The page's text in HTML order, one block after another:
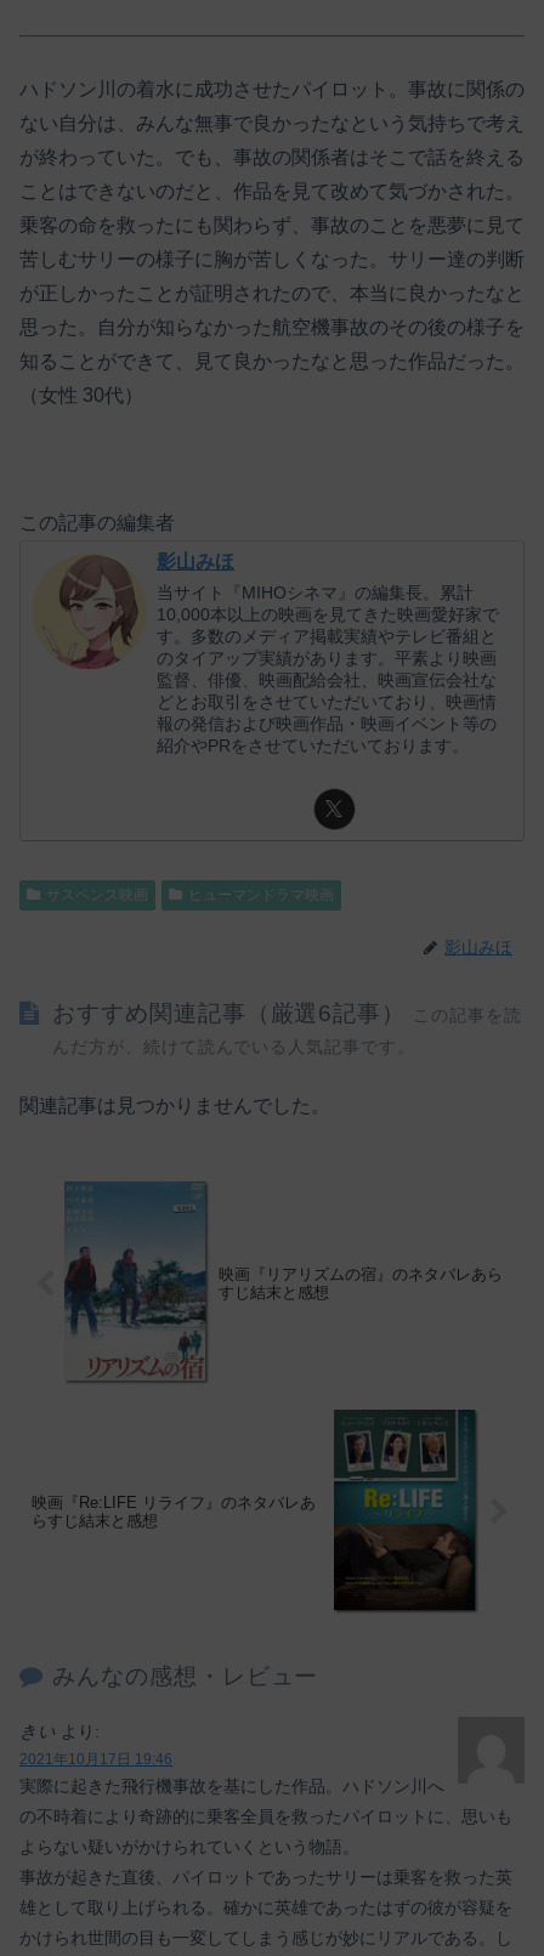
ハドソン川の着水に成功させたパイロット。事故に関係の
ない自分は、みんな無事で良かったなという気持ちで考え
が終わっていた。でも、事故の関係者はそこで話を終える
ことはできないのだと、作品を見て改めて気づかされた。
乗客の命を救ったにも関わらず、事故のことを悪夢に見て
苦しむサリーの様子に胸が苦しくなった。サリー達の判断
が正しかったことが証明されたので、本当に良かったなと
思った。自分が知らなかった航空機事故のその後の様子を
知ることができて、見て良かったなと思った作品だった。
（女性 30代）
この記事の編集者
影山みほ
当サイト『MIHOシネマ』の編集長。累計
10,000本以上の映画を見てきた映画愛好家で
す。多数のメディア掲載実績やテレビ番組と
のタイアップ実績があります。平素より映画
監督、俳優、映画配給会社、映画宣伝会社な
どとお取引をさせていただいており、映画情
報の発信および映画作品・映画イベント等の
紹介やPRをさせていただいております。
サスペンス映画 ヒューマンドラマ映画
影山みほ
おすすめ関連記事（厳選6記事）
この記事を読
んだ方が、続けて読んでいる人気記事です。
関連記事は見つかりませんでした。
映画『リアリズムの宿』のネタバレあら
すじ結末と感想
映画『Re:LIFE リライフ』のネタバレあ
らすじ結末と感想
みんなの感想・レビュー
きい より:
2021年10月17日 19:46
実際に起きた飛行機事故を基にした作品。ハドソン川へ
の不時着により奇跡的に乗客全員を救ったパイロットに、思いも
よらない疑いがかけられていくという物語。
事故が起きた直後、パイロットであったサリーは乗客を救った英
雄として取り上げられる。確かに英雄であったはずの彼が容疑を
かけられ世間の目も一変してしまう感じが妙にリアルである。し